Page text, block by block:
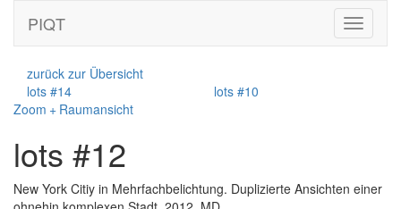
Toggle
PIQT
zurück zur Übersicht
lots #14
lots #10
Zoom + Raumansicht
lots #12
New York Citiy in Mehrfachbelichtung. Duplizierte Ansichten einer